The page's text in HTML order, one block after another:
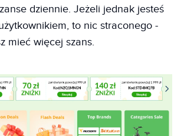
dziennie. Jeżeli jednak jesteś
to nic straconego -
mieć więcej szans.